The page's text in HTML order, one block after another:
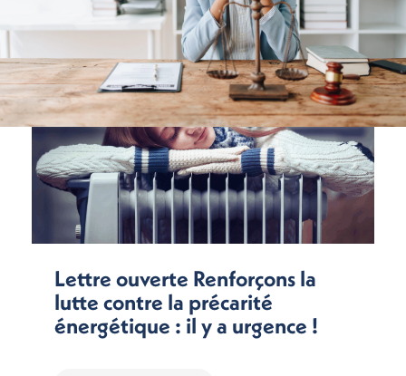
Lettre ouverte Renforçons la
lutte contre la précarité
énergétique : il y a urgence !